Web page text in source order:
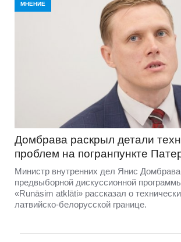
МНЕНИЕ
Домбравa раскрыл детали
проблем на погранпункте
Министр внутренних дел Янис
предвыборной дискуссионной
«Runāsim atklāti» рассказал о
латвийско-белорусской границе.